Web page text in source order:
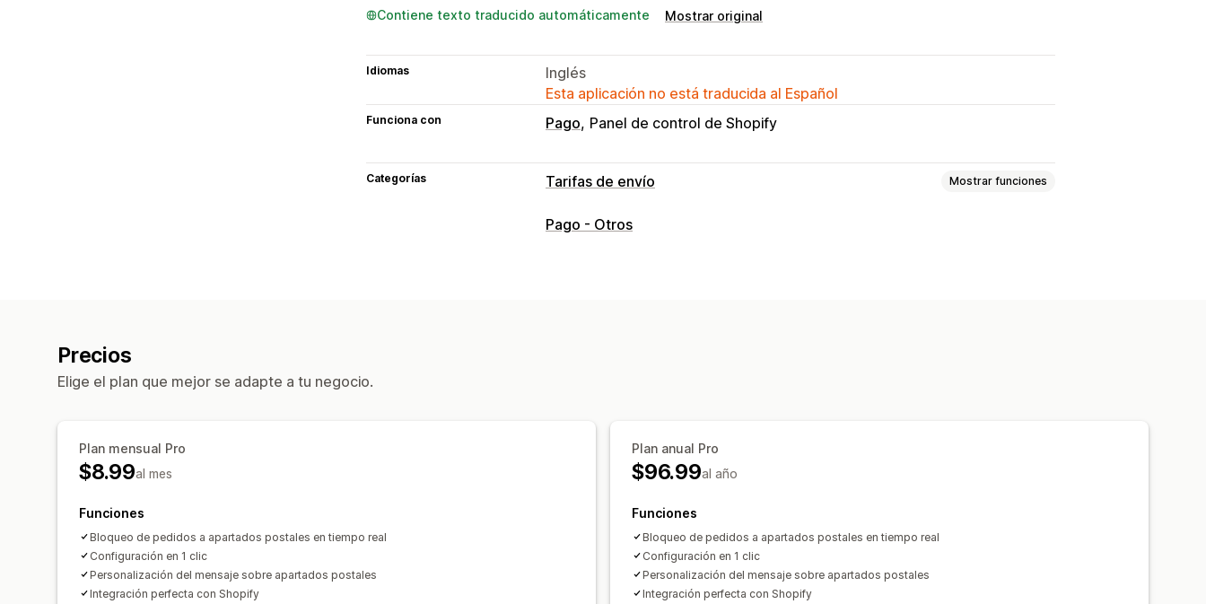
Contiene texto traducido automáticamente Mostrar original
Idiomas
Inglés
Esta aplicación no está traducida al Español
Funciona con Pago Panel de control de Shopify
Categorías Tarifas de envío Mostrar funciones
Cálculo de tasas
Ocultar tasas
Reglas personalizadas
Pago - Otros
Precios
Elige el plan que mejor se adapte a tu negocio.
Plan mensual Pro
$8.99al mes
Funciones
Bloqueo de pedidos a apartados postales en tiempo real
Configuración en 1 clic
Personalización del mensaje sobre apartados postales
Integración perfecta con Shopify
Plan anual Pro
$96.99al año
Funciones
Bloqueo de pedidos a apartados postales en tiempo real
Configuración en 1 clic
Personalización del mensaje sobre apartados postales
Integración perfecta con Shopify